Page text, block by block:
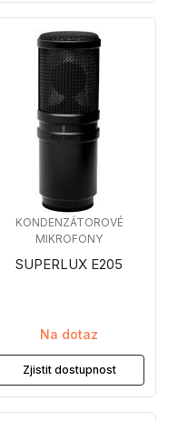
SUPERLUX E205
KONDENZÁTOROVÉ
MIKROFONY
Na dotaz
Zjistit dostupnost